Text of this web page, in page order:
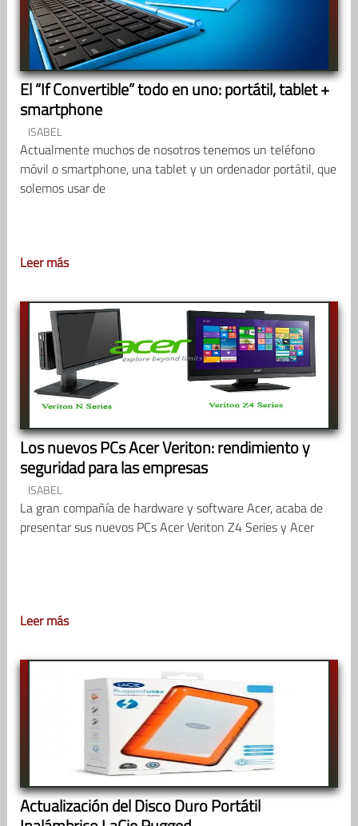
El “If Convertible” todo en uno: portátil, tablet +
smartphone
ISABEL
Actualmente muchos de nosotros tenemos un teléfono
móvil o smartphone, una tablet y un ordenador portátil, que
solemos usar de
Leer más
Los nuevos PCs Acer Veriton: rendimiento y
seguridad para las empresas
ISABEL
La gran compañía de hardware y software Acer, acaba de
presentar sus nuevos PCs Acer Veriton Z4 Series y Acer
Leer más
Actualización del Disco Duro Portátil